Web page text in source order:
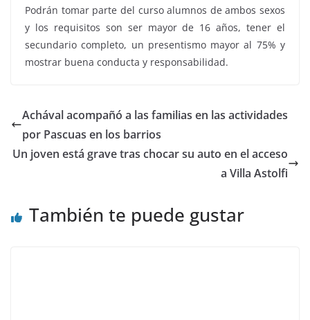
Podrán tomar parte del curso alumnos de ambos sexos
y los requisitos son ser mayor de 16 años, tener el
secundario completo, un presentismo mayor al 75% y
mostrar buena conducta y responsabilidad.
Achával acompañó a las familias en las actividades
por Pascuas en los barrios
Un joven está grave tras chocar su auto en el acceso
a Villa Astolfi
También te puede gustar